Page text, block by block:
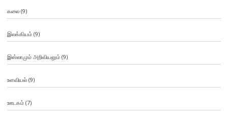
கலை(9)
இலக்கியம்(9)
இஸ்லாமும் அறிவியலும்(9)
உளவியல்(9)
ஊடகம்(7)